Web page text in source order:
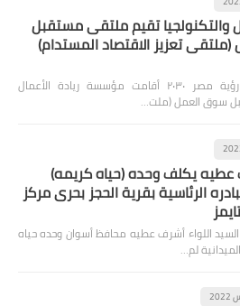
والتكنولجيا تقيم ملتقى مستقبل
تعزيز الاقتصاد المستدام)
✍️ سهيلة محي على نهج رؤية مصر ٢٠٣٠ أقامت مؤسسة ريادة الأعمال
عطيه يكلف وحده (حياه كريمه)
الرئاسية بقرية الحجز بحرى مركز
اللواء أشرف عطيه محافظ أسوان وحده حياه
لم…